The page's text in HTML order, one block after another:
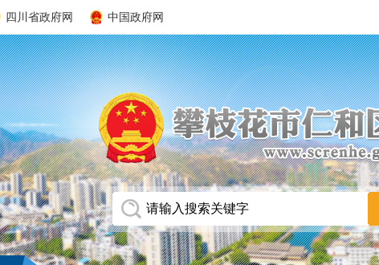
四川省政府网 中国政府网